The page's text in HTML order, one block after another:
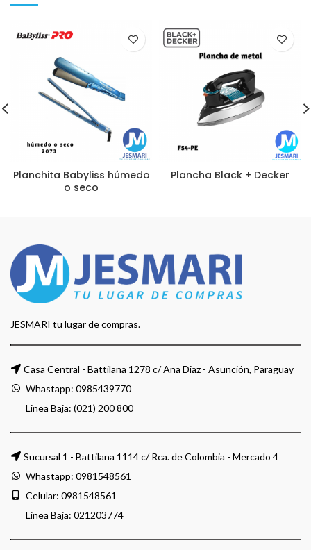
Planchita Babyliss húmedo
o seco
Plancha Black + Decker
JESMARI tu lugar de compras.
Casa Central - Battilana 1278 c/ Ana Diaz - Asunción, Paraguay
Whastapp: 0985439770
Linea Baja: (021) 200 800
Sucursal 1 - Battilana 1114 c/ Rca. de Colombia - Mercado 4
Whastapp: 0981548561
Celular: 0981548561
Linea Baja: 021203774